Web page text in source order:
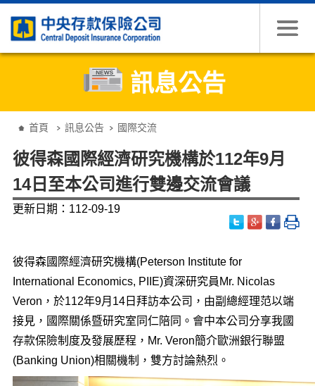
訊息公告
首頁 訊息公告 國際交流
彼得森國際經濟研究機構於112年9月
14日至本公司進行雙邊交流會議
更新日期：112-09-19
彼得森國際經濟研究機構(Peterson Institute for
International Economics, PIIE)資深研究員Mr. Nicolas
Veron，於112年9月14日拜訪本公司，由副總經理范以端
接見，國際關係暨研究室同仁陪同。會中本公司分享我國
存款保險制度及發展歷程，Mr. Veron簡介歐洲銀行聯盟
(Banking Union)相關機制，雙方討論熱烈。